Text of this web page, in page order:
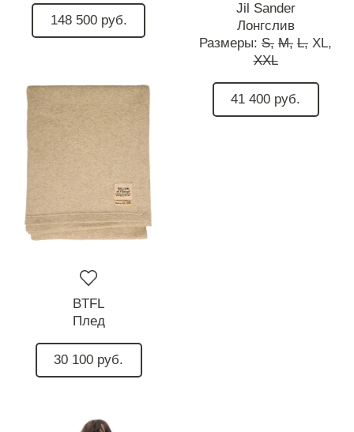
148 500 руб.
Jil Sander
Лонгслив
Размеры: S, M, L, XL,
XXL
41 400 руб.
BTFL
Плед
30 100 руб.